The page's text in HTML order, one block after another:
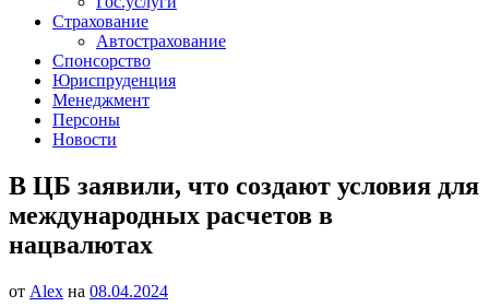
Страхование
Автострахование
Спонсорство
Юриспруденция
Менеджмент
Персоны
Новости
В ЦБ заявили, что создают условия для
международных расчетов в
нацвалютах
от Alex на 08.04.2024